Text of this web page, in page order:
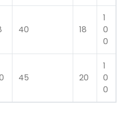
40 18
1
0
0
45 20
1
0
0